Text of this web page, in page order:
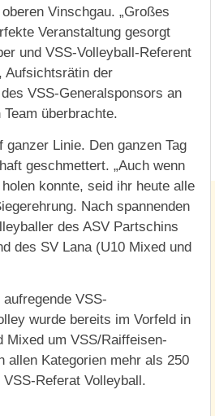
Vinschgau. „Großes
Veranstaltung gesorgt
und VSS-Volleyball-Referent
Aufsichtsrätin der
VSS-Generalsponsors an
überbrachte.
Linie. Den ganzen Tag
geschmettert. „Auch wenn
konnte, seid ihr heute alle
Nach spannenden
des ASV Partschins
des SV Lana (U10 Mixed und
VSS-
wurde bereits im Vorfeld in
Mixed um VSS/Raiffeisen-
allen Kategorien mehr als 250
Referat Volleyball.